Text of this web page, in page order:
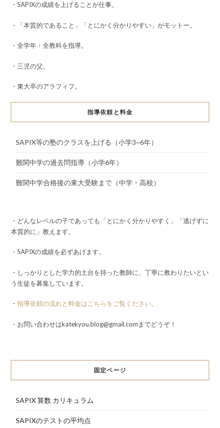
・SAPIXの成績を上げることが仕事。
・「本質的であること」「とにかく分かりやすい」がモットー。
・全学年・全教科を指導。
・三児の父。
・東大卒のアラフィフ。
指導依頼と料金
SAPIX等の塾のクラスを上げる（小学3~6年）
難関中学の過去問指導（小学6年）
難関中学合格後の東大受験まで（中学・高校）
・どんなレベルの子であっても「とにかく分かりやすく」「逃げずに
本質的に」教えます。
・SAPIXの成績を必ずあげます。
・しっかりとした学力的土台を持った教師に、丁寧に教わりたいとい
う生徒を募集しています。
・ 指導依頼の流れと料金はこちらをご覧ください。
・お問い合わせはkatekyou.blog@gmail.comまでどうぞ！
固定ページ
SAPIX 算数 カリキュラム
SAPIXのテストの平均点